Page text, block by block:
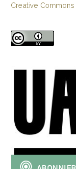
Creative Commons